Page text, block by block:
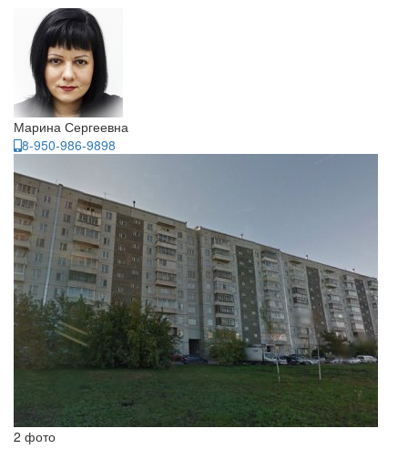
Марина Сергеевна
8-950-986-9898
2 фото